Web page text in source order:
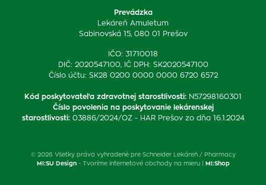
Prevádzka
Lekáreň Amuletum
Sabinovská 15, 080 01 Prešov
IČO: 31710018
DIČ: 2020547100, IČ DPH: SK2020547100
Číslo účtu: SK28 0200 0000 0000 6720 6572
Kód poskytovateľa zdravotnej starostlivosti: N57298160301
Číslo povolenia na poskytovanie lekárenskej
starostlivosti: 03886/2024/OZ - HAR Prešov zo dňa 16.1.2024
© 2026 Všetky práva vyhradené pre Schneider Lekáreň / Pharmacy
MI:SU Design- Tvoríme internetové obchody na mieru | MI:Shop